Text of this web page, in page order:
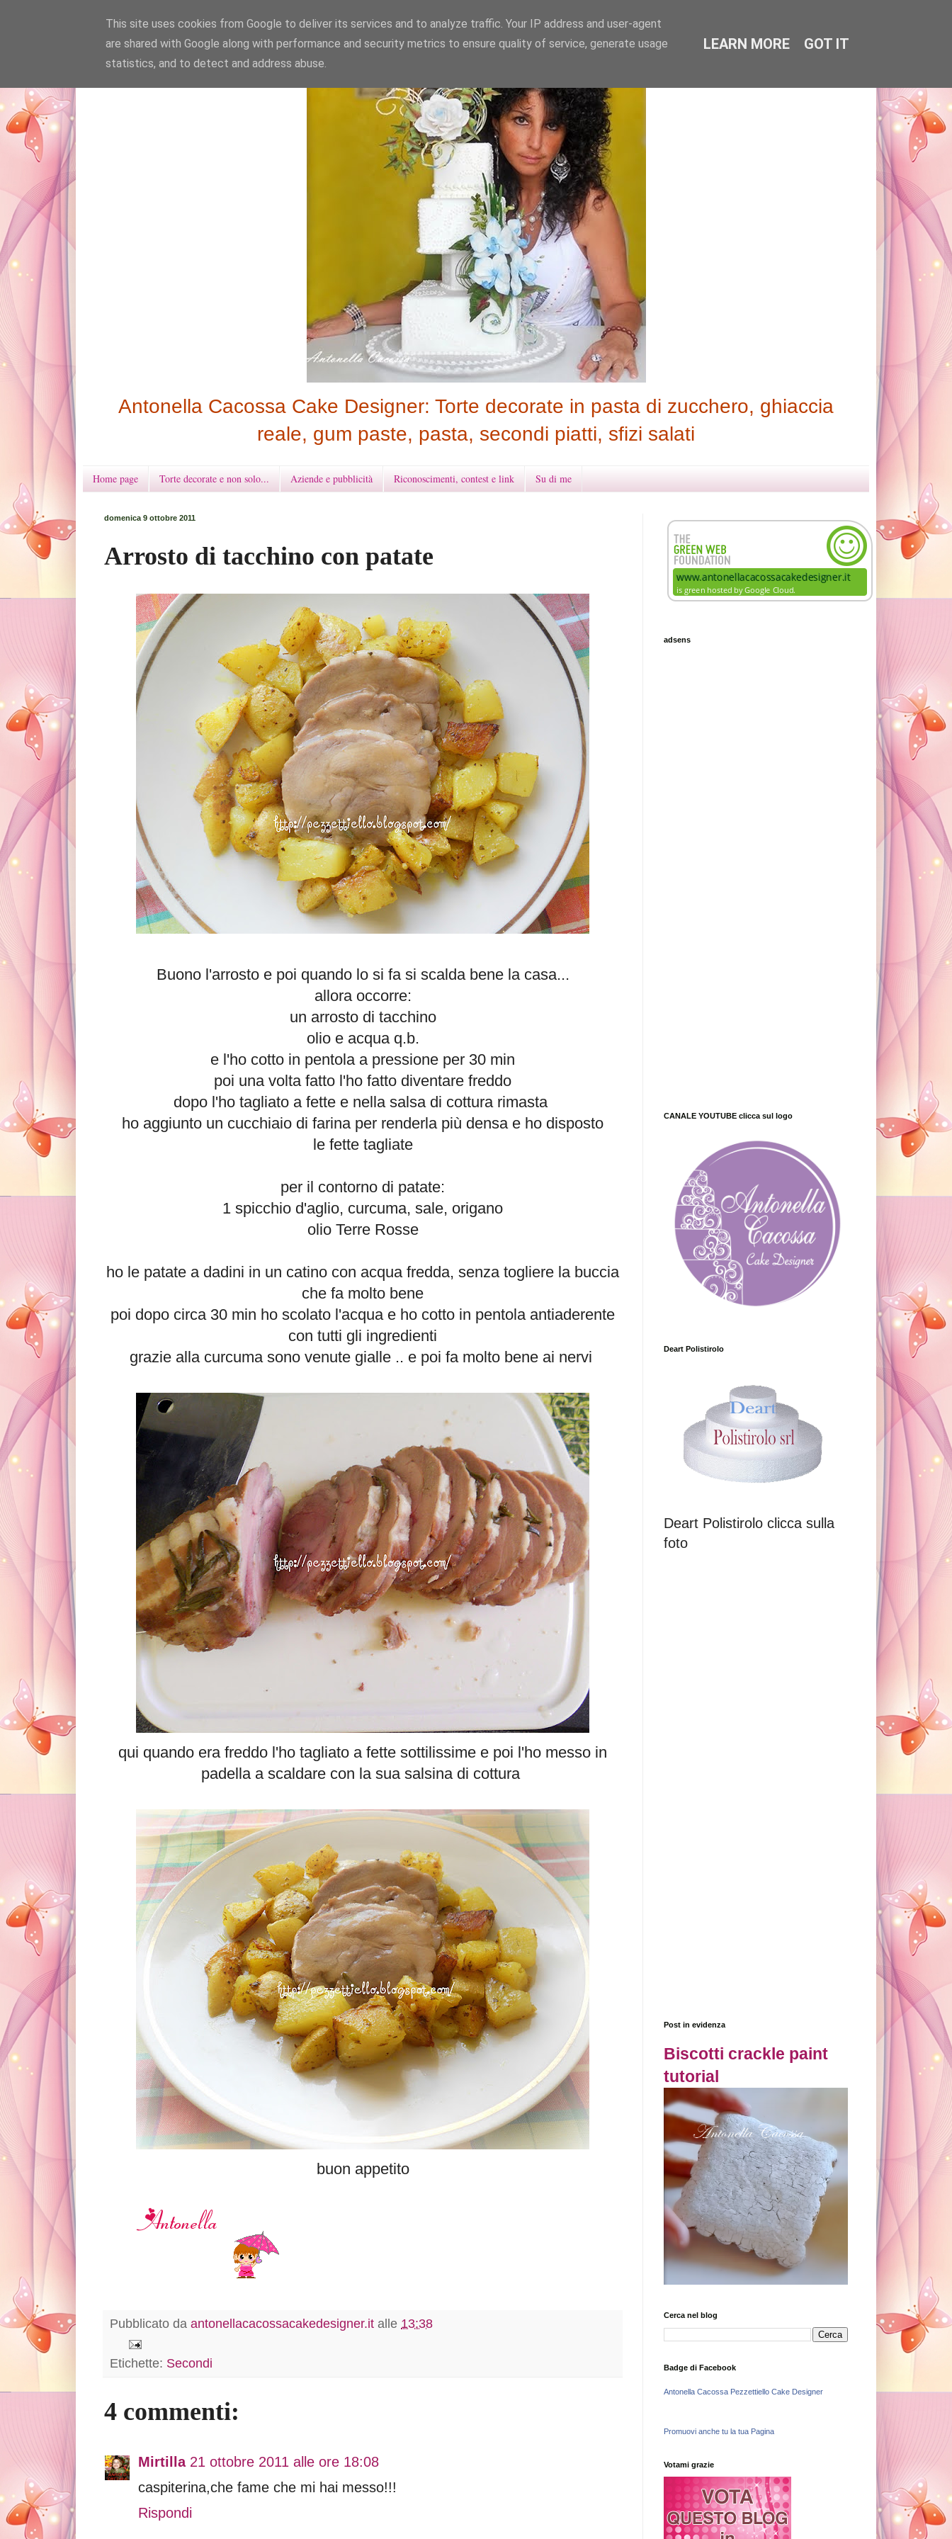
Antonella Cacossa Cake Designer: Torte decorate in pasta di zucchero, ghiaccia
reale, gum paste, pasta, secondi piatti, sfizi salati
Home page Torte decorate e non solo... Aziende e pubblicità Riconoscimenti, contest e link Su di me
domenica 9 ottobre 2011
Arrosto di tacchino con patate
Buono l'arrosto e poi quando lo si fa si scalda bene la casa...
allora occorre:
un arrosto di tacchino
olio e acqua q.b.
e l'ho cotto in pentola a pressione per 30 min
poi una volta fatto l'ho fatto diventare freddo
dopo l'ho tagliato a fette e nella salsa di cottura rimasta
ho aggiunto un cucchiaio di farina per renderla più densa e ho disposto
le fette tagliate
per il contorno di patate:
1 spicchio d'aglio, curcuma, sale, origano
olio Terre Rosse
ho le patate a dadini in un catino con acqua fredda, senza togliere la buccia
che fa molto bene
poi dopo circa 30 min ho scolato l'acqua e ho cotto in pentola antiaderente
con tutti gli ingredienti
grazie alla curcuma sono venute gialle .. e poi fa molto bene ai nervi
qui quando era freddo l'ho tagliato a fette sottilissime e poi l'ho messo in
padella a scaldare con la sua salsina di cottura
buon appetito
Pubblicato da antonellacacossacakedesigner.it alle 13:38
Etichette: Secondi
4 commenti:
Mirtilla 21 ottobre 2011 alle ore 18:08
caspiterina,che fame che mi hai messo!!!
Rispondi
adsens
CANALE YOUTUBE clicca sul logo
Deart Polistirolo
Deart Polistirolo clicca sulla
foto
Post in evidenza
Biscotti crackle paint
tutorial
Cerca nel blog
Badge di Facebook
Antonella Cacossa Pezzettiello Cake Designer
Promuovi anche tu la tua Pagina
Votami grazie
This site uses cookies from Google to deliver its services and to analyze traffic. Your IP address and user-agent
are shared with Google along with performance and security metrics to ensure quality of service, generate usage
statistics, and to detect and address abuse.
LEARN MORE GOT IT